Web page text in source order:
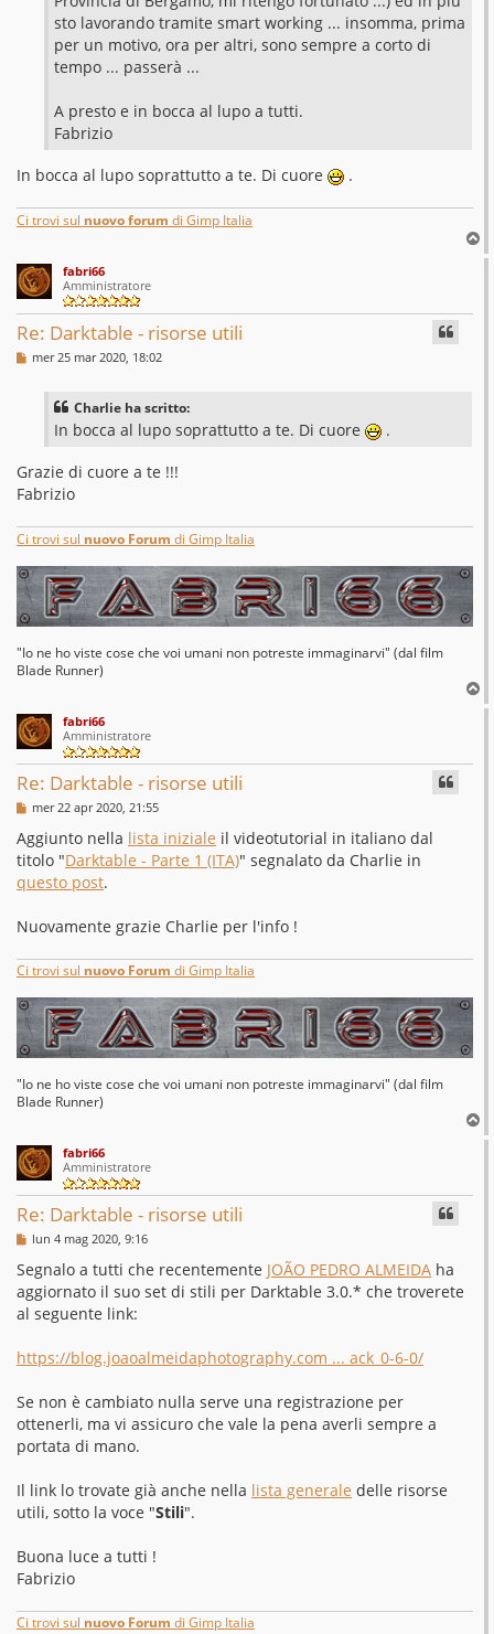
sto lavorando tramite smart working ... insomma, prima
per un motivo, ora per altri, sono sempre a corto di
tempo ... passerà ...
A presto e in bocca al lupo a tutti.
Fabrizio
In bocca al lupo soprattutto a te. Di cuore .
Ci trovi sul nuovo forum di Gimp Italia
o
fabri66
Amministratore
Re: Darktable - risorse utili
M
o
mer 25 mar 2020, 18:02
Charlie ha scritto:
In bocca al lupo soprattutto a te. Di cuore .
Grazie di cuore a te !!!
Fabrizio
Ci trovi sul nuovo Forum di Gimp Italia
"Io ne ho viste cose che voi umani non potreste immaginarvi" (dal film
Blade Runner)
o
fabri66
Amministratore
Re: Darktable - risorse utili
M
s
s
a
g
g
o
mer 22 apr 2020, 21:55
Aggiunto nella lista iniziale il videotutorial in italiano dal
titolo "Darktable - Parte 1 (ITA)" segnalato da Charlie in
questo post.
Nuovamente grazie Charlie per l'info !
Ci trovi sul nuovo Forum di Gimp Italia
"Io ne ho viste cose che voi umani non potreste immaginarvi" (dal film
Blade Runner)
o
fabri66
Amministratore
Re: Darktable - risorse utili
M
s
s
a
g
g
o
lun 4 mag 2020, 9:16
Segnalo a tutti che recentemente JOÃO PEDRO ALMEIDA ha
aggiornato il suo set di stili per Darktable 3.0.* che troverete
al seguente link:
https://blog.joaoalmeidaphotography.com ... ack_0-6-0/
Se non è cambiato nulla serve una registrazione per
ottenerli, ma vi assicuro che vale la pena averli sempre a
portata di mano.
Il link lo trovate già anche nella lista generale delle risorse
utili, sotto la voce "Stili".
Buona luce a tutti !
Fabrizio
Ci trovi sul nuovo Forum di Gimp Italia